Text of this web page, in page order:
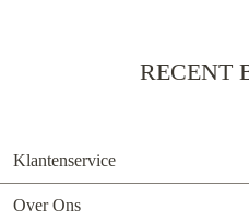
RECENT
Klantenservice
Over Ons